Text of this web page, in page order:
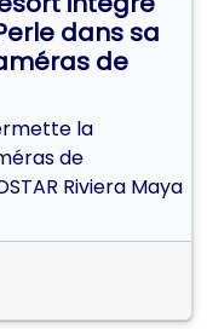
dans sa
de
la
de
Riviera Maya